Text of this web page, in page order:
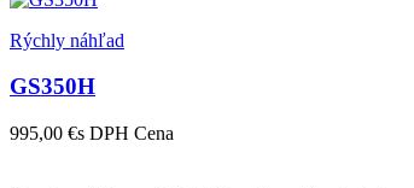
Rýchly náhľad
GS350H
995,00 €s DPH Cena